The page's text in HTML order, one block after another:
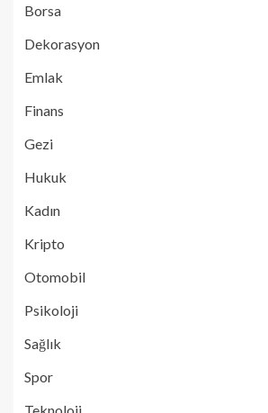
Borsa
Dekorasyon
Emlak
Finans
Gezi
Hukuk
Kadın
Kripto
Otomobil
Psikoloji
Sağlık
Spor